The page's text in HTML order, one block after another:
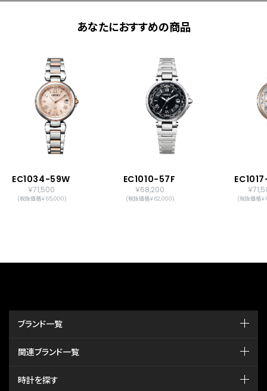
あなたにおすすめの商品
EC1034-59W
￥71,500
(税抜価格￥65,000)
EC1010-57F
￥68,200
(税抜価格￥62,000)
￥
(税抜価格
ブランド一覧
関連ブランド一覧
時計を探す